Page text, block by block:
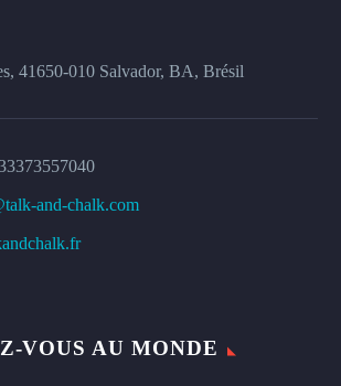
41650-010 Salvador, BA, Brésil
and-chalk.com
VOUS AU MONDE